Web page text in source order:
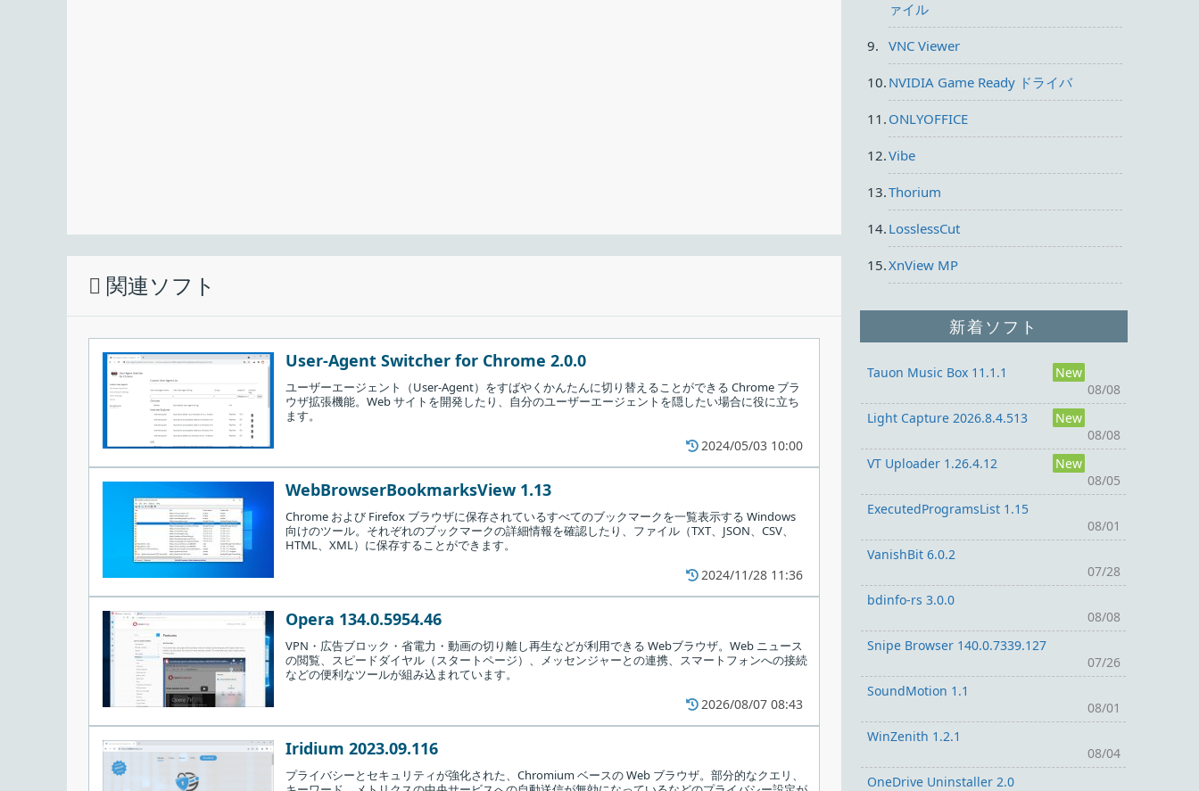
して追跡や検閲を回避するので完全なプライベートなブラウジングができます。Tor はその匿名のモードと同時に、履歴
などの情報を記憶しないプライベートモードの両方でブラウジングします。
Tor Browser を使う場合の注意点
Tor Browser は、ブラウジングを匿名化できなくなる可能性があるため、AdBlock Plus や uBlock Origin などのアドオン
のインストールを推奨していません。それらのアドオンを使う用途は通常のブラウザで行って、Tor はプライバシーを保
護してセキュリティを高めたい場合に使用すると良いでしょう。
初心者から専門家まで使える安全なブラウザ
Cookie のブロックやトラッキング防止はオンになっていないので、設定を確認してから使い始めることをおすすめしま
2.起動時の画面
初回起動時にはネットワーク接続の設定画面が表示されます。通常は（プロキシを使わない場合は）［接続］ボタ
ンをクリックします。
関連ソフト
User-Agent Switcher for Chrome 2.0.0
ユーザーエージェント（User-Agent）をすばやくかんたんに切り替えることができる Chrome ブラ
ウザ拡張機能。Web サイトを開発したり、自分のユーザーエージェントを隠したい場合に役に立ち
ます。
2024/05/03 10:00
WebBrowserBookmarksView 1.13
Chrome および Firefox ブラウザに保存されているすべてのブックマークを一覧表示する Windows
向けのツール。それぞれのブックマークの詳細情報を確認したり、ファイル（TXT、JSON、CSV、
HTML、XML）に保存することができます。
2024/11/28 11:36
Opera 134.0.5954.46
VPN・広告ブロック・省電力・動画の切り離し再生などが利用できる Webブラウザ。Web ニュース
の閲覧、スピードダイヤル（スタートページ）、メッセンジャーとの連携、スマートフォンへの接続
などの便利なツールが組み込まれています。
2026/08/07 08:43
Iridium 2023.09.116
プライバシーとセキュリティが強化された、Chromium ベースの Web ブラウザ。部分的なクエリ、
ァイル
VNC Viewer
NVIDIA Game Ready ドライバ
ONLYOFFICE
Vibe
Thorium
LosslessCut
XnView MP
新着ソフト
Tauon Music Box 11.1.1
New
08/08
Light Capture 2026.8.4.513
New
08/08
VT Uploader 1.26.4.12
New
08/05
ExecutedProgramsList 1.15
08/01
VanishBit 6.0.2
07/28
bdinfo-rs 3.0.0
08/08
Snipe Browser 140.0.7339.127
07/26
SoundMotion 1.1
08/01
WinZenith 1.2.1
08/04
OneDrive Uninstaller 2.0